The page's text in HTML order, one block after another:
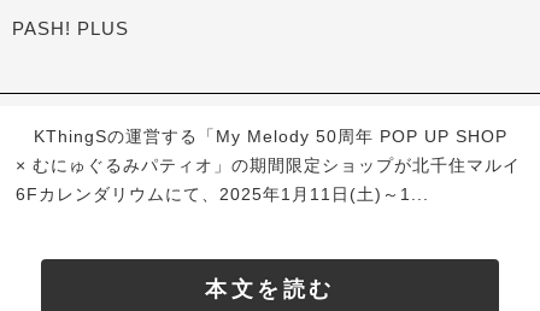
PASH! PLUS
KThingSの運営する「My Melody 50周年 POP UP SHOP
× むにゅぐるみパティオ」の期間限定ショップが北千住マルイ
6Fカレンダリウムにて、2025年1月11日(土)～1...
本文を読む